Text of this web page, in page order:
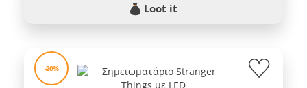
Loot it
-20%